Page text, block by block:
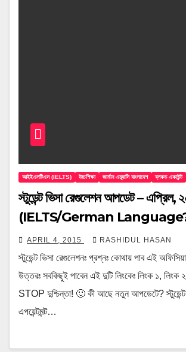
আইইএলটিএস (IELTS) উচ্চশিক্ষা জার্মান এম্ব্যাসি বাংলাদেশ ব্লকড একাউন্ট
স্টুডেন্ট ভিসা রেগুলেশন আপডেট – এপ্রিল,
(IELTS/German
APRIL 4, 2015 RASHIDUL HASAN
স্টুডেন্ট ভিসা রেগুলেশনঃ প্রশ্নঃ কোথায় পাব এই
উত্তরঃ সবকিছুই পাবেন এই দুটি লিংকেঃ লিংক ১, লিংক
STOP দুশ্চিন্তা! 🙂 কী আছে নতুন আপডেটে? স্টুডেন্ট
এপয়েন্টমন্ট…